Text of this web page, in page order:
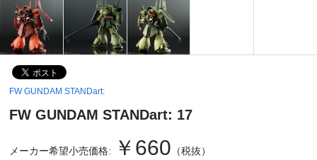
FW GUNDAM STANDart:
FW GUNDAM STANDart: 17
メーカー希望小売価格: ￥660 （税抜）